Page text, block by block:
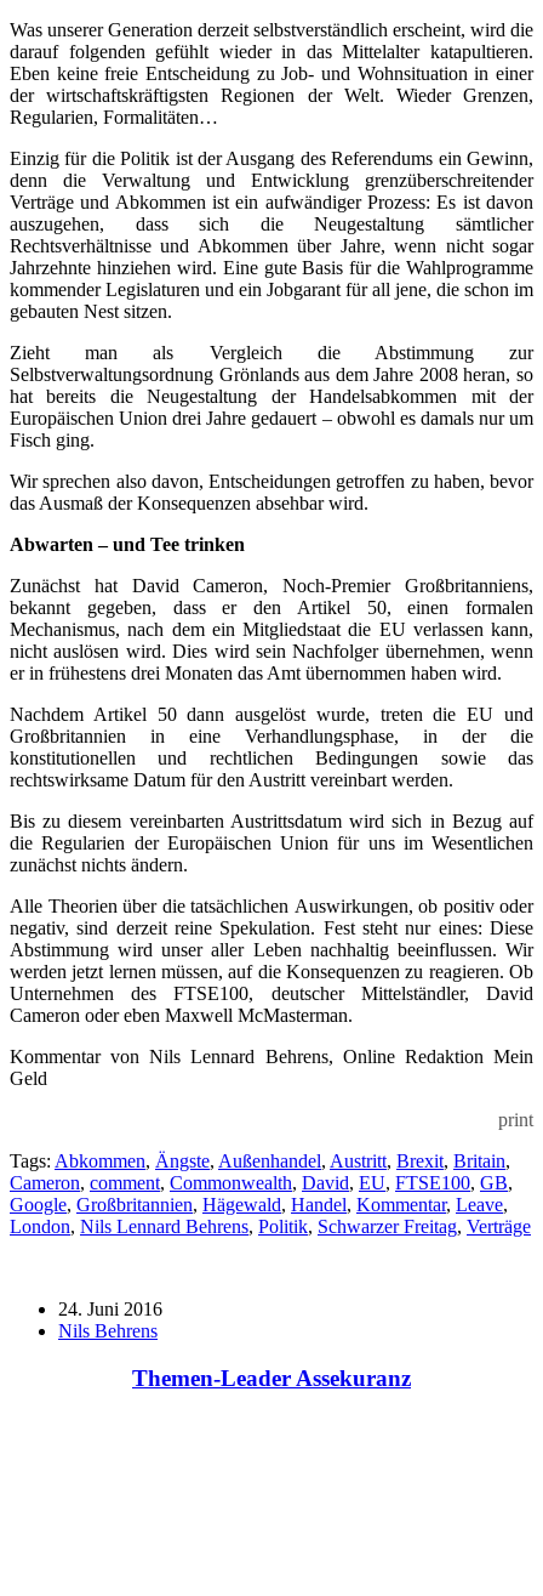
Was unserer Generation derzeit selbstverständlich erscheint, wird die
darauf folgenden gefühlt wieder in das Mittelalter katapultieren.
Eben keine freie Entscheidung zu Job- und Wohnsituation in einer
der wirtschaftskräftigsten Regionen der Welt. Wieder Grenzen,
Regularien, Formalitäten…
Einzig für die Politik ist der Ausgang des Referendums ein Gewinn,
denn die Verwaltung und Entwicklung grenzüberschreitender
Verträge und Abkommen ist ein aufwändiger Prozess: Es ist davon
auszugehen, dass sich die Neugestaltung sämtlicher
Rechtsverhältnisse und Abkommen über Jahre, wenn nicht sogar
Jahrzehnte hinziehen wird. Eine gute Basis für die Wahlprogramme
kommender Legislaturen und ein Jobgarant für all jene, die schon im
gebauten Nest sitzen.
Zieht man als Vergleich die Abstimmung zur
Selbstverwaltungsordnung Grönlands aus dem Jahre 2008 heran, so
hat bereits die Neugestaltung der Handelsabkommen mit der
Europäischen Union drei Jahre gedauert – obwohl es damals nur um
Fisch ging.
Wir sprechen also davon, Entscheidungen getroffen zu haben, bevor
das Ausmaß der Konsequenzen absehbar wird.
Abwarten – und Tee trinken
Zunächst hat David Cameron, Noch-Premier Großbritanniens,
bekannt gegeben, dass er den Artikel 50, einen formalen
Mechanismus, nach dem ein Mitgliedstaat die EU verlassen kann,
nicht auslösen wird. Dies wird sein Nachfolger übernehmen, wenn
er in frühestens drei Monaten das Amt übernommen haben wird.
Nachdem Artikel 50 dann ausgelöst wurde, treten die EU und
Großbritannien in eine Verhandlungsphase, in der die
konstitutionellen und rechtlichen Bedingungen sowie das
rechtswirksame Datum für den Austritt vereinbart werden.
Bis zu diesem vereinbarten Austrittsdatum wird sich in Bezug auf
die Regularien der Europäischen Union für uns im Wesentlichen
zunächst nichts ändern.
Alle Theorien über die tatsächlichen Auswirkungen, ob positiv oder
negativ, sind derzeit reine Spekulation. Fest steht nur eines: Diese
Abstimmung wird unser aller Leben nachhaltig beeinflussen. Wir
werden jetzt lernen müssen, auf die Konsequenzen zu reagieren. Ob
Unternehmen des FTSE100, deutscher Mittelständler, David
Cameron oder eben Maxwell McMasterman.
Kommentar von Nils Lennard Behrens, Online Redaktion Mein
Geld
print
Tags: Abkommen, Ängste, Außenhandel, Austritt, Brexit, Britain,
Cameron, comment, Commonwealth, David, EU, FTSE100, GB,
Google, Großbritannien, Hägewald, Handel, Kommentar, Leave,
London, Nils Lennard Behrens, Politik, Schwarzer Freitag, Verträge
24. Juni 2016
Nils Behrens
Themen-Leader Assekuranz